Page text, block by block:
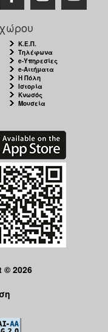
Κ.Ε.Π.
Τηλέφωνα
e-Υπηρεσίες
e-Αιτήματα
Η Πόλη
Ιστορία
Κνωσός
Μουσεία
© 2026